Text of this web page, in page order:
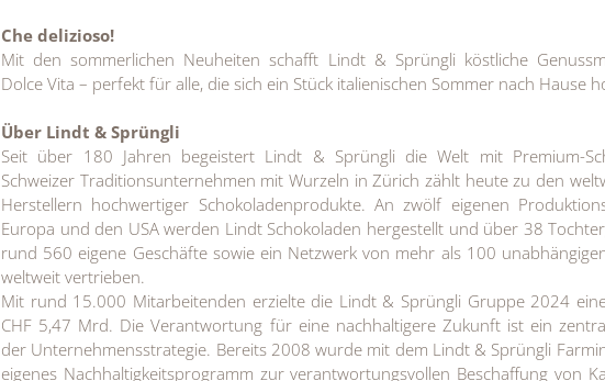
Che delizioso!
Mit den sommerlichen Neuheiten schafft Lindt & Sprüngli köstliche
Dolce Vita – perfekt für alle, die sich ein Stück italienischen Sommer nach Hause
Über Lindt & Sprüngli
Seit über 180 Jahren begeistert Lindt & Sprüngli die Welt mit Premium-
Schweizer Traditionsunternehmen mit Wurzeln in Zürich zählt heute zu den
Herstellern hochwertiger Schokoladenprodukte. An zwölf eigenen
Europa und den USA werden Lindt Schokoladen hergestellt und über 38
rund 560 eigene Geschäfte sowie ein Netzwerk von mehr als 100
weltweit vertrieben.
Mit rund 15.000 Mitarbeitenden erzielte die Lindt & Sprüngli Gruppe 2024
CHF 5,47 Mrd. Die Verantwortung für eine nachhaltigere Zukunft ist ein
der Unternehmensstrategie. Bereits 2008 wurde mit dem Lindt & Sprüngli
eigenes Nachhaltigkeitsprogramm zur verantwortungsvollen Beschaffung von